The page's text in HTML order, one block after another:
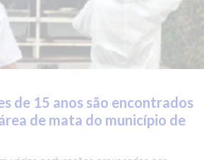
de 15 anos são encontrados
de mata do município de